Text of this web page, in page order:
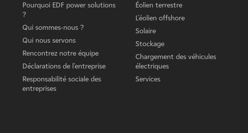
Pourquoi EDF power solutions
?
Qui sommes-nous ?
Qui nous servons
Rencontrez notre équipe
Déclarations de l'entreprise
Responsabilité sociale des
entreprises
Éolien terrestre
L'éolien offshore
Solaire
Stockage
Chargement des véhicules
électriques
Services